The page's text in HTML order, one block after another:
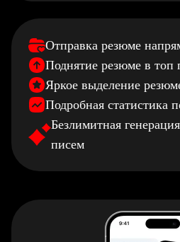
Отправка резюме
Поднятие резюме в топ
Яркое выделение
Подробная статистика
Безлимитная
писем